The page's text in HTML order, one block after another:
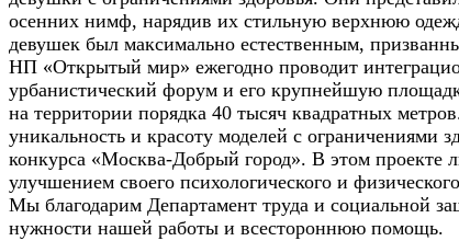
осенних нимф, нарядив их стильную верхнюю
девушек был максимально естественным,
НП «Открытый мир» ежегодно проводит
урбанистический форум и его крупнейшую
на территории порядка 40 тысяч квадратных
уникальность и красоту моделей с ограничениями
конкурса «Москва-Добрый город». В этом проекте
улучшением своего психологического и
Мы благодарим Департамент труда и социальной
нужности нашей работы и всестороннюю помощь.